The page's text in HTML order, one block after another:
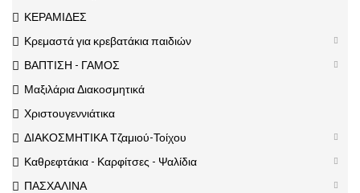
ΚΕΡΑΜΙΔΕΣ
Κρεμαστά για κρεβατάκια παιδιών
ΒΑΠΤΙΣΗ - ΓΑΜΟΣ
Μαξιλάρια Διακοσμητικά
Χριστουγεννιάτικα
ΔΙΑΚΟΣΜΗΤΙΚΑ Τζαμιού-Τοίχου
Καθρεφτάκια - Καρφίτσες - Ψαλίδια
ΠΑΣΧΑΛΙΝΑ